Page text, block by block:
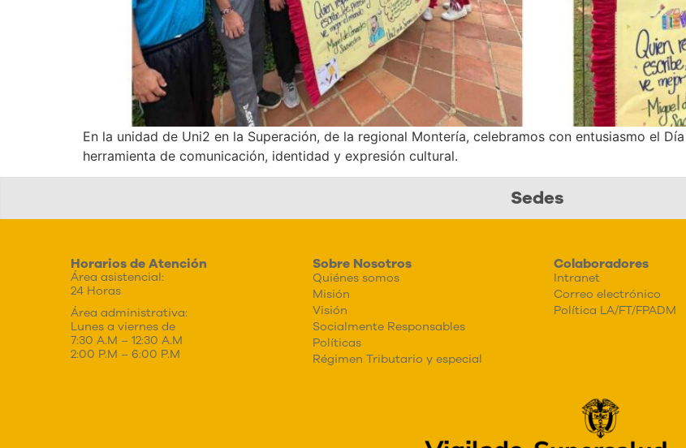
En la unidad de Uni2 en la Superación, de la regional Montería, celebramos con entusiasmo el
herramienta de comunicación, identidad y expresión cultural.
Sedes
Horarios de Atención
Área asistencial:
24 Horas
Área administrativa:
Lunes a viernes de
7:30 A.M – 12:30 A.M
2:00 P.M – 6:00 P.M
Sobre Nosotros
Quiénes somos
Misión
Visión
Socialmente Responsables
Políticas
Régimen Tributario y especial
Colaboradores
Intranet
Correo electrónico
Política LA/FT/FPADM